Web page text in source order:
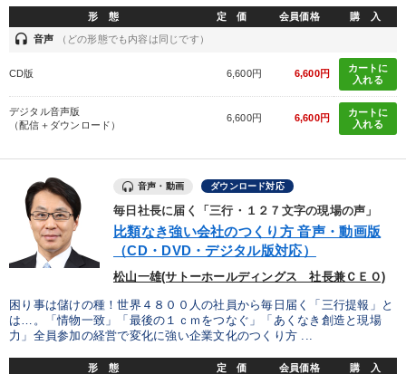
形 態 定 価 会員価格 購 入
headset 音声 （どの形態でも内容は同じです）
CD版 6,600円 6,600円
カートに
入れる
デジタル音声版
（配信＋ダウンロード）
6,600円 6,600円
カートに
入れる
音声・動画 ダウンロード対応
毎日社長に届く「三行・１２７文字の現場の声」
比類なき強い会社のつくり方 音声・動画版
（CD・DVD・デジタル版対応）
松山一雄(サトーホールディングス 社長兼ＣＥＯ)
困り事は儲けの種！世界４８００人の社員から毎日届く「三行提報」と
は…。「情物一致」「最後の１ｃｍをつなぐ」「あくなき創造と現場
力」全員参加の経営で変化に強い企業文化のつくり方 ...
形 態 定 価 会員価格 購 入